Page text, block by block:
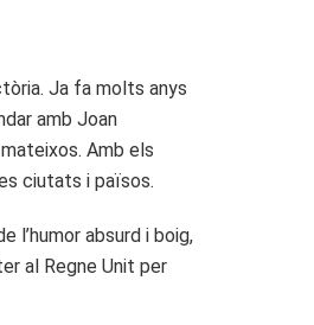
Ja fa molts anys
amb Joan
Amb els
ciutats i països.
l’humor absurd i boig,
al Regne Unit per